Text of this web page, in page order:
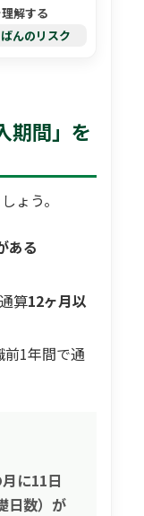
解する
んのリスク
期間」を
ょう。
ある
算12ヶ月以
前1年間で通
月に11日
日数）が